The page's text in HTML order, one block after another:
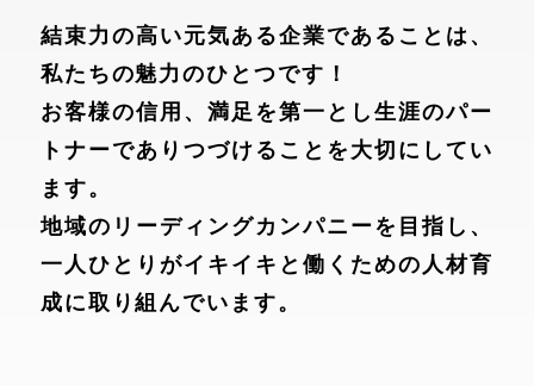
結束力の高い元気ある企業であることは、
私たちの魅力のひとつです！
お客様の信用、満足を第一とし生涯のパー
トナーでありつづけることを大切にしてい
ます。
地域のリーディングカンパニーを目指し、
一人ひとりがイキイキと働くための人材育
成に取り組んでいます。